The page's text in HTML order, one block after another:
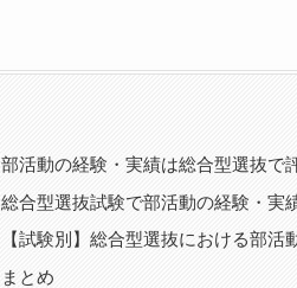
部活動の経験・実績は総合型選抜で
総合型選抜試験で部活動の経験・実
【試験別】総合型選抜における部活
まとめ